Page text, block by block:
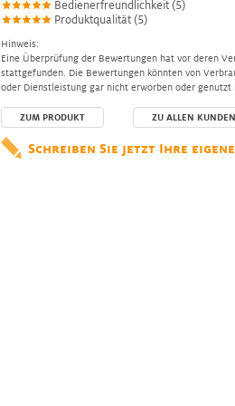
Bedienerfreundlichkeit (5)
Produktqualität (5)
Hinweis:
Eine Überprüfung der Bewertungen hat vor deren
stattgefunden. Die Bewertungen könnten von
oder Dienstleistung gar nicht erworben oder genutzt
ZUM PRODUKT ZU ALLEN
Schreiben Sie jetzt Ihre